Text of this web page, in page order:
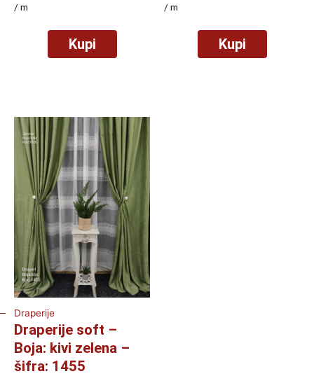
/ m
Kupi
/ m
Kupi
Draperije
Draperije soft –
Boja: kivi zelena –
šifra: 1455